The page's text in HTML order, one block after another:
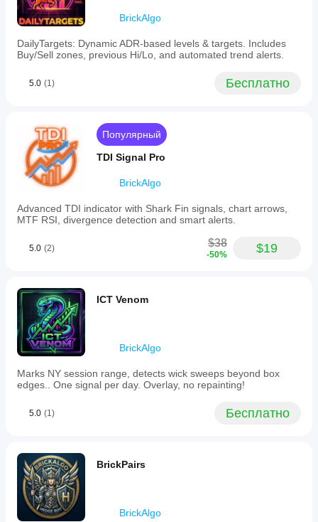
BrickAlgo
DailyTargets: Dynamic ADR-based levels & targets. Includes
Buy/Sell zones, previous Hi/Lo, and automated trend alerts.
5.0 (1) Бесплатно
Популярный
TDI Signal Pro
BrickAlgo
Advanced TDI indicator with Shark Fin signals, chart arrows,
MTF RSI, divergence detection and smart alerts.
5.0 (2) $38
-50% $19
ICT Venom
BrickAlgo
Marks NY session range, detects wick sweeps beyond box
edges.. One signal per day. Overlay, no repainting!
5.0 (1) Бесплатно
BrickPairs
BrickAlgo